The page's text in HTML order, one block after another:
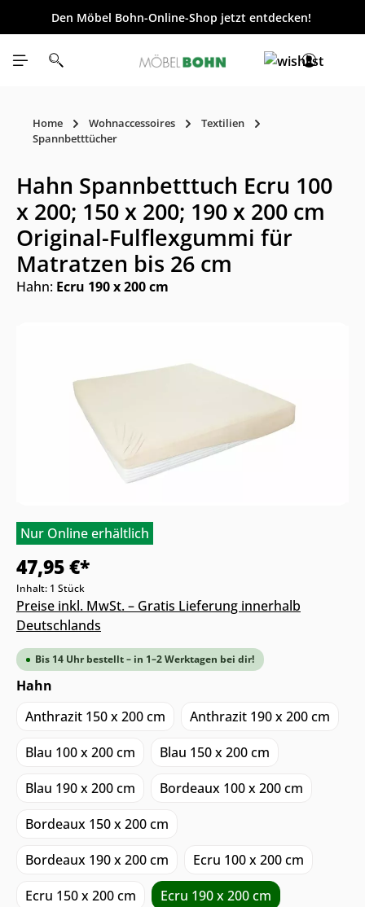
springen
Den Möbel Bohn-Online-Shop jetzt entdecken!
Home Wohnaccessoires
Textilien
Spannbetttücher
Hahn Spannbetttuch Ecru 100
x 200; 150 x 200; 190 x 200 cm
Original-Fulflexgummi für
Matratzen bis 26 cm
Hahn: Ecru 190 x 200 cm
Nur Online erhältlich
47,95 €*
Inhalt: 1 Stück
Preise inkl. MwSt. – Gratis Lieferung innerhalb
Deutschlands
Bis 14 Uhr bestellt – in 1–2 Werktagen bei dir!
Hahn
Anthrazit 150 x 200 cm
Anthrazit 190 x 200 cm
Blau 100 x 200 cm
Blau 150 x 200 cm
Blau 190 x 200 cm
Bordeaux 100 x 200 cm
Bordeaux 150 x 200 cm
Bordeaux 190 x 200 cm
Ecru 100 x 200 cm
Ecru 150 x 200 cm
Ecru 190 x 200 cm